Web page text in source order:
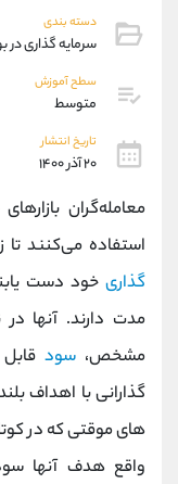
دسته بندی
سرمایه گذاری در
سطح آموزش
متوسط
تاریخ انتشار
۲۰ آذر ۱۴۰۰
معامله‌گران
استفاده می‌کنند
گذاری خود دست
مدت دارند. آنها در
مشخص،سود
گذارانی با اهداف
های موقتی که در
واقع هدف آنها
موبایل
واتساپ
داخلی
اطلاعات تماس (دفتر
تلفن
بدون پیش شماره
اینستاگرام
کانال تلگرام